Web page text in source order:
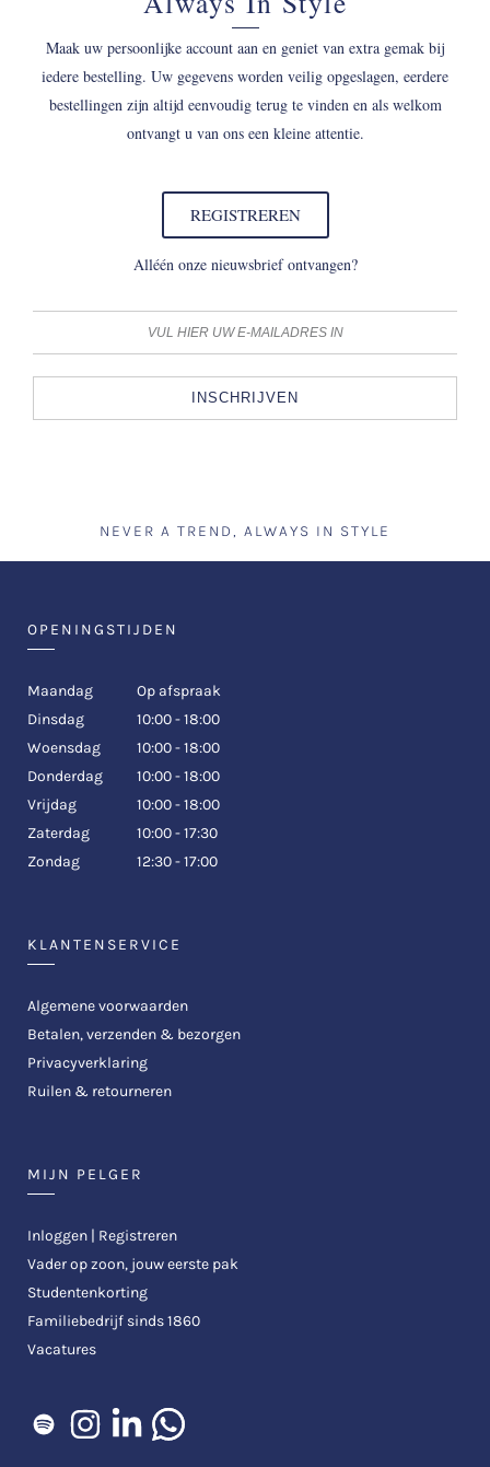
Maak uw persoonlijke account aan en geniet van extra gemak bij
iedere bestelling. Uw gegevens worden veilig opgeslagen, eerdere
bestellingen zijn altijd eenvoudig terug te vinden en als welkom
ontvangt u van ons een kleine attentie.
REGISTREREN
Alléén onze nieuwsbrief ontvangen?
INSCHRIJVEN
NEVER A TREND, ALWAYS IN STYLE
OPENINGSTIJDEN
Maandag
Op afspraak
Dinsdag
10:00 - 18:00
Woensdag
10:00 - 18:00
Donderdag
10:00 - 18:00
Vrijdag
10:00 - 18:00
Zaterdag
10:00 - 17:30
Zondag
12:30 - 17:00
KLANTENSERVICE
Algemene voorwaarden
Betalen, verzenden & bezorgen
Privacyverklaring
Ruilen & retourneren
MIJN PELGER
Inloggen | Registreren
Vader op zoon, jouw eerste pak
Studentenkorting
Familiebedrijf sinds 1860
Vacatures